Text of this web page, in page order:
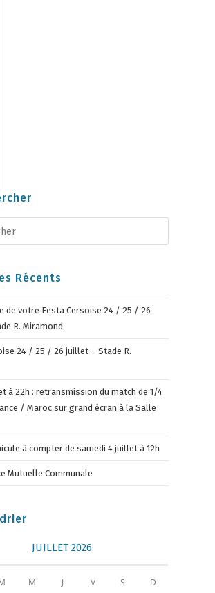
Récents
de votre Festa Cersoise 24 / 25 / 26
R. Miramond
24 / 25 / 26 juillet – Stade R.
à 22h : retransmission du match de 1/4
/ Maroc sur grand écran à la Salle
à compter de samedi 4 juillet à 12h
Mutuelle Communale
JUILLET 2026
M J V S D